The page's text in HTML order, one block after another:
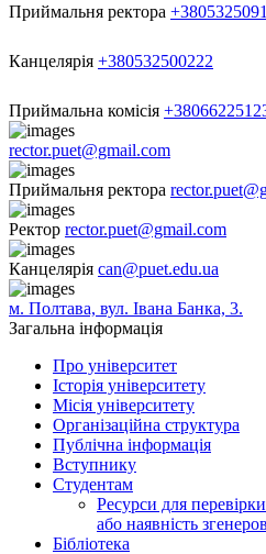
Приймальня ректора
Канцелярія +380532500222
Приймальна комісія
rector.puet@gmail.com
Приймальня ректора
Ректор rector.puet@gmail.com
Канцелярія can@puet.edu.ua
м. Полтава, вул. Івана Банка, 3.
Загальна інформація
Про університет
Історія університету
Місія університету
Організаційна структура
Публічна інформація
Вступнику
Студентам
Ресурси для
або наявність
Бібліотека